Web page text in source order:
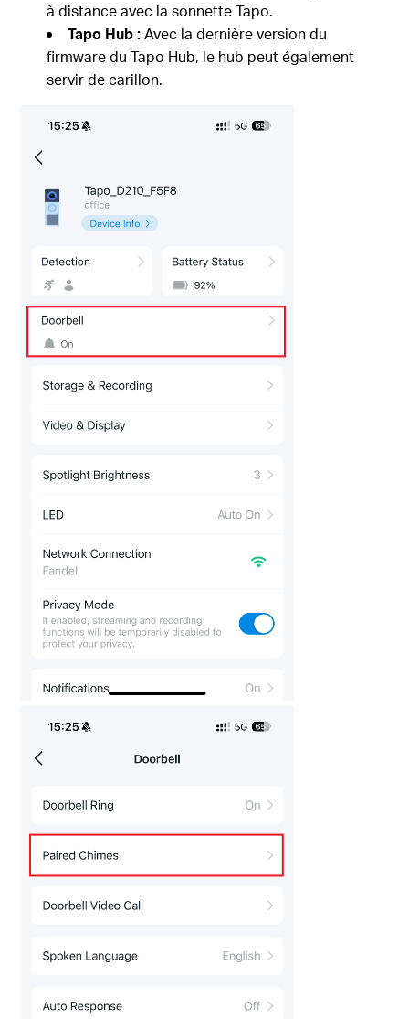
à distance avec la sonnette Tapo.
Tapo Hub :Avec la dernière version du
firmware du Tapo Hub, le hub peut également
servir de carillon.